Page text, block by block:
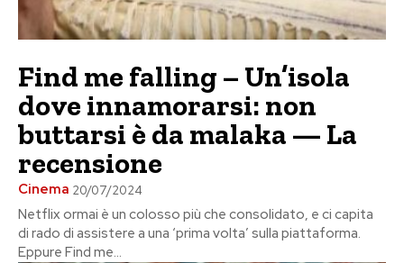
Find me falling – Un’isola
dove innamorarsi: non
buttarsi è da malaka — La
recensione
Cinema 20/07/2024
Netflix ormai è un colosso più che consolidato, e ci capita
di rado di assistere a una ‘prima volta’ sulla piattaforma.
Eppure Find me...